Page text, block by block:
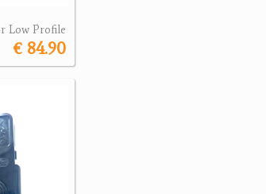
Low Profile
€ 84.90